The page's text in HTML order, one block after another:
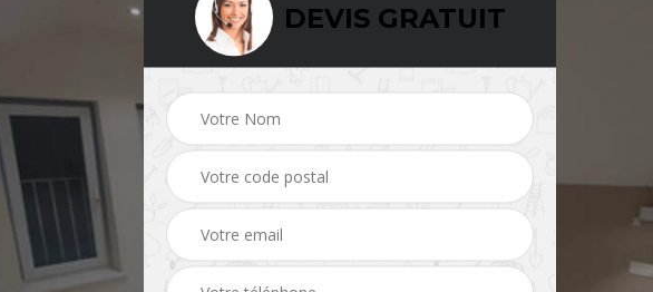
Rénovation de maison
16
Rénovation salle de
bain 16
DEVIS GRATUIT